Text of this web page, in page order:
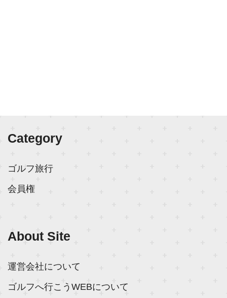
Category
ゴルフ旅行
会員権
About Site
運営会社について
ゴルフへ行こうWEBについて